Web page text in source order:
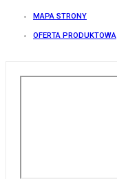
MAPA STRONY
OFERTA PRODUKTOWA